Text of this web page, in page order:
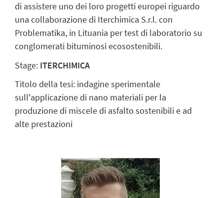
di assistere uno dei loro progetti europei riguardo
una collaborazione di Iterchimica S.r.l. con
Problematika, in Lituania per test di laboratorio su
conglomerati bituminosi ecosostenibili.
Stage: ITERCHIMICA
Titolo della tesi: indagine sperimentale
sull'applicazione di nano materiali per la
produzione di miscele di asfalto sostenibili e ad
alte prestazioni